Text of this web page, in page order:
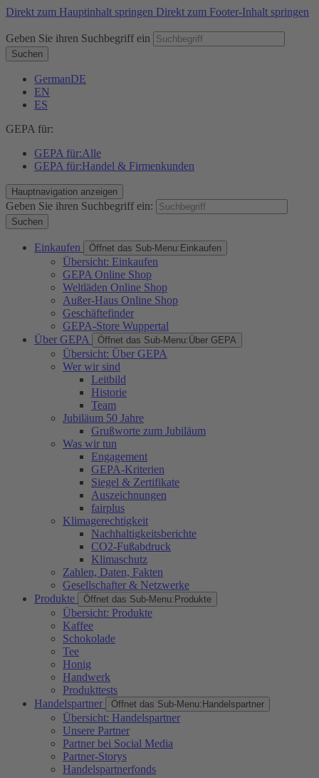
Direkt zum Hauptinhalt springen Direkt zum Footer-Inhalt springen
Geben Sie ihren Suchbegriff ein
Suchen
GermanDE
EN
ES
GEPA für:
GEPA für:Alle
GEPA für:Handel & Firmenkunden
Hauptnavigation anzeigen
Geben Sie ihren Suchbegriff ein:
Suchen
Einkaufen Öffnet das Sub-Menu: Einkaufen
Übersicht: Einkaufen
GEPA Online Shop
Weltläden Online Shop
Außer-Haus Online Shop
Geschäftefinder
GEPA-Store Wuppertal
Über GEPA
Öffnet das Sub-Menu:Über GEPA
Übersicht: Über GEPA
Wer wir sind
Leitbild
Historie
Team
Jubiläum 50 Jahre
Grußworte zum Jubiläum
Was wir tun
Engagement
GEPA-Kriterien
Siegel & Zertifikate
Auszeichnungen
fairplus
Klimagerechtigkeit
Nachhaltigkeitsberichte
CO2-Fußabdruck
Klimaschutz
Zahlen, Daten, Fakten
Gesellschafter & Netzwerke
Produkte
Öffnet das Sub-Menu: Produkte
Übersicht: Produkte
Kaffee
Schokolade
Tee
Honig
Handwerk
Produkttests
Handelspartner
Öffnet das Sub-Menu: Handelspartner
Übersicht: Handelspartner
Unsere Partner
Partner bei Social Media
Partner-Storys
Handelspartnerfonds